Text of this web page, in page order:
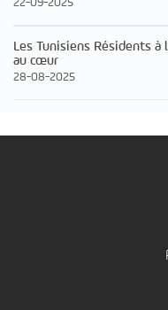
22-09-2025
Les Tunisiens Résidents à
au cœur
28-08-2025